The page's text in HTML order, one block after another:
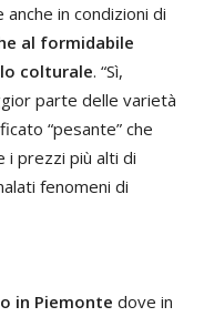
in condizioni di
al formidabile
colturale. “Sì,
parte delle varietà
“pesante” che
prezzi più alti di
fenomeni di
in Piemonte dove in